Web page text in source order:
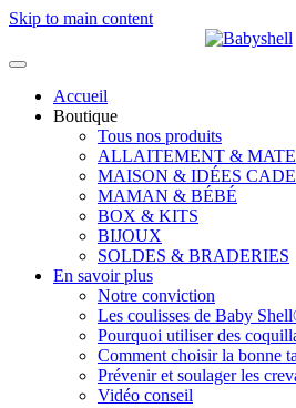
Skip to main content
Accueil
Boutique
Tous nos produits
ALLAITEMENT &
MAISON & IDÉES
MAMAN & BÉBÉ
BOX & KITS
BIJOUX
SOLDES & BRADERIES
En savoir plus
Notre conviction
Les coulisses de Baby
Pourquoi utiliser des
Comment choisir la bonne
Prévenir et soulager les
Vidéo conseil